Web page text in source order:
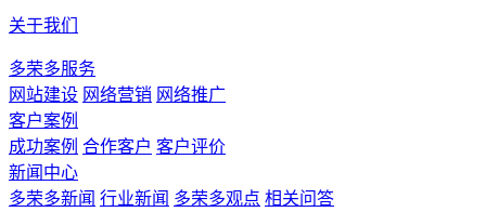
关于我们
多荣多服务
网站建设 网络营销 网络推广
客户案例
成功案例 合作客户 客户评价
新闻中心
多荣多新闻 行业新闻 多荣多观点 相关问答